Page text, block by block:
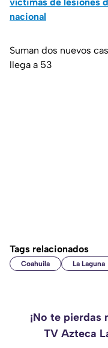
nacional
Suman dos nuevos
llega a 53
Tags relacionados
Coahuila La Laguna
¡No te pierdas
TV Azteca